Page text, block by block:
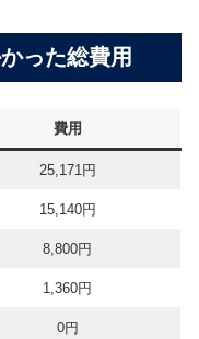
った総費用
費用
25,171円
15,140円
8,800円
1,360円
0円